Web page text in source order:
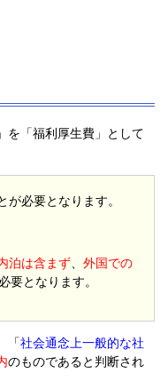
を「福利厚生費」として
が必要となります。
泊は含まず、外国での
要となります。
「社会通念上一般的な社
のものであると判断され